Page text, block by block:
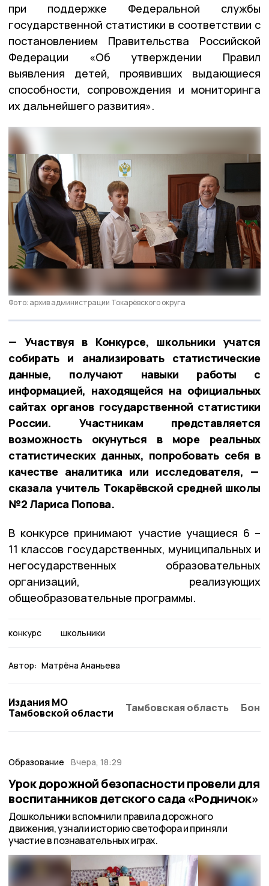
при поддержке Федеральной службы
государственной статистики в соответствии с
постановлением Правительства Российской
Федерации «Об утверждении Правил
выявления детей, проявивших выдающиеся
способности, сопровождения и мониторинга
их дальнейшего развития».
Фото: архив администрации Токарёвского округа
— Участвуя в Конкурсе, школьники учатся
собирать и анализировать статистические
данные, получают навыки работы с
информацией, находящейся на официальных
сайтах органов государственной статистики
России. Участникам представляется
возможность окунуться в море реальных
статистических данных, попробовать себя в
качестве аналитика или исследователя, —
сказала учитель Токарёвской средней школы
№2 Лариса Попова.
В конкурсе принимают участие учащиеся 6 –
11 классов государственных, муниципальных и
негосударственных образовательных
организаций, реализующих
общеобразовательные программы.
конкурс школьники
Автор: Матрёна Ананьева
Издания МО
Тамбовской области
Тамбовская область
Образование Вчера, 18:29
Урок дорожной безопасности провели для
воспитанников детского сада «Родничок»
Дошкольники вспомнили правила дорожного
движения, узнали историю светофора и приняли
участие в познавательных играх.